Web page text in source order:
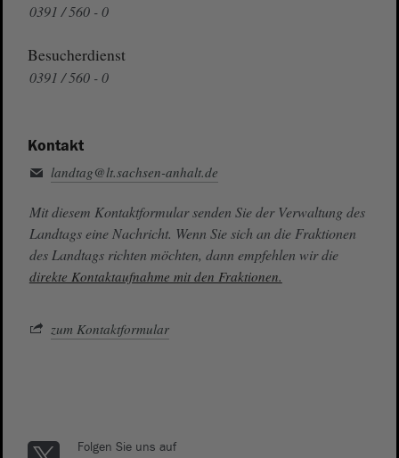
0391 / 560 - 0
Besucherdienst
0391 / 560 - 0
Kontakt
landtag@lt.sachsen-anhalt.de
Mit diesem Kontaktformular senden Sie der Verwaltung des
Landtags eine Nachricht. Wenn Sie sich an die Fraktionen
des Landtags richten möchten, dann empfehlen wir die
direkte Kontaktaufnahme mit den Fraktionen.
zum Kontaktformular
Folgen Sie uns auf